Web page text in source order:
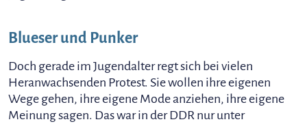
Blueser und Punker
Doch gerade im Jugendalter regt sich bei vielen
Heranwachsenden Protest. Sie wollen ihre eigenen
Wege gehen, ihre eigene Mode anziehen, ihre eigene
Meinung sagen. Das war in der DDR nur unter